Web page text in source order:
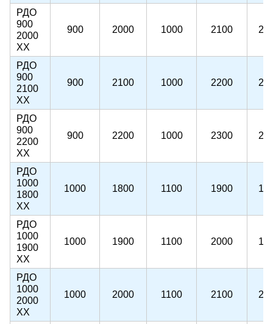
РДО
900
2000
ХХ
900 2000 1000 2100
РДО
900
2100
ХХ
900 2100 1000 2200
РДО
900
2200
ХХ
900 2200 1000 2300
РДО
1000
1800
ХХ
1000 1800 1100 1900
РДО
1000
1900
ХХ
1000 1900 1100 2000
РДО
1000
2000
ХХ
1000 2000 1100 2100